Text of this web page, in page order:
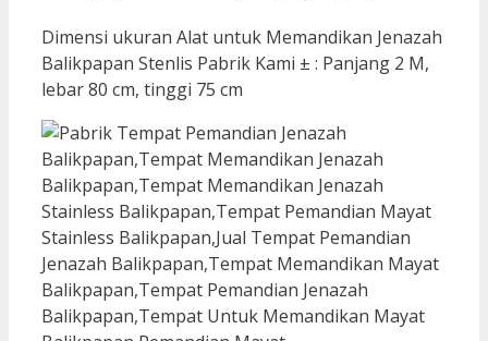
Dimensi ukuran Alat untuk Memandikan Jenazah
Balikpapan Stenlis Pabrik Kami ± : Panjang 2 M,
lebar 80 cm, tinggi 75 cm